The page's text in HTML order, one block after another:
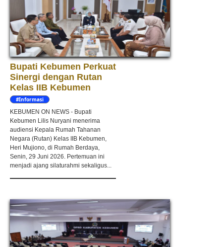
Bupati Kebumen Perkuat
Sinergi dengan Rutan
Kelas IIB Kebumen
#Informasi
KEBUMEN ON NEWS - Bupati
Kebumen Lilis Nuryani menerima
audiensi Kepala Rumah Tahanan
Negara (Rutan) Kelas IIB Kebumen,
Heri Mujiono, di Rumah Berdaya,
Senin, 29 Juni 2026. Pertemuan ini
menjadi ajang silaturahmi sekaligus...